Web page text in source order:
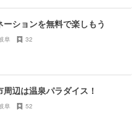
ションを無料で楽しもう
阜 32
辺は温泉パラダイス！
阜 52